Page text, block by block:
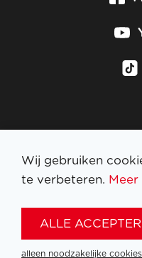
Wij gebruiken
te verbeteren. Meer
ALLE
alleen noodzakelijke cookies